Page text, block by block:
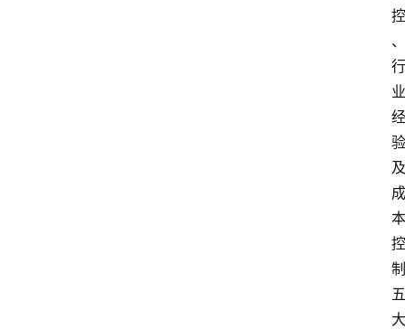
控
、
行
业
经
验
及
成
本
控
制
五
大